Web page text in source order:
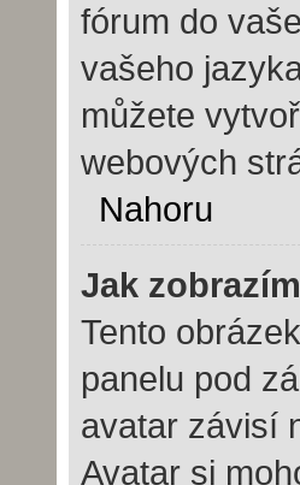
fórum do
vašeho
můžete
webových
Nahoru
Jak
Tento
panelu pod
avatar závisí
Avatar si